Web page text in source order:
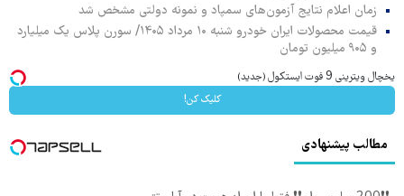
زمان اعلام نتایج آزمون‌های سمپاد و نمونه دولتی مشخص شد
قیمت محصولات ایران خودرو شنبه ۱۰ مرداد ۱۴۰۵/ سورن پلاس یک میلیارد
و ۹۰۵ میلیون تومان
یخچال ویترینی 9 فوت ایستکول (جدید)
کلیک کن!
مطالب پیشنهادی